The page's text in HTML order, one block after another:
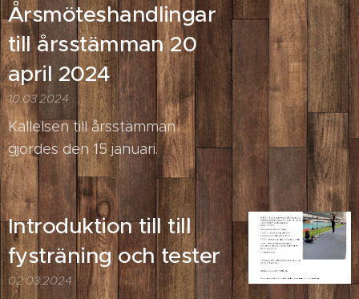
Årsmöteshandlingar
till årsstämman 20
april 2024
10.03.2024
Kallelsen till årsstämman
gjordes den 15 januari.
Introduktion till till
fysträning och tester
02.03.2024